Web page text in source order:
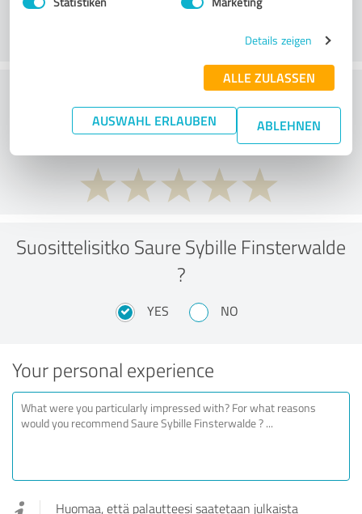
Details zeigen
ALLE ZULASSEN
AUSWAHL ERLAUBEN ABLEHNEN
What do you think of the cost to benefit
ratio?
Suosittelisitko Saure Sybille Finsterwalde
?
YES NO
Your personal experience
Huomaa, että palautteesi saatetaan julkaista